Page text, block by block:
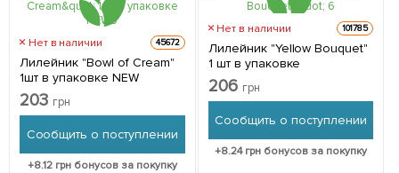
Нет в наличии 45672
Лилейник "Bowl of Cream"
1шт в упаковке NEW
203 грн
Сообщить о поступлении
+8.12 грн бонусов за покупку
Нет в наличии 101785
Лилейник "Yellow Bouquet"
1 шт в упаковке
206 грн
Сообщить о поступлении
+8.24грн бонусов за покупку